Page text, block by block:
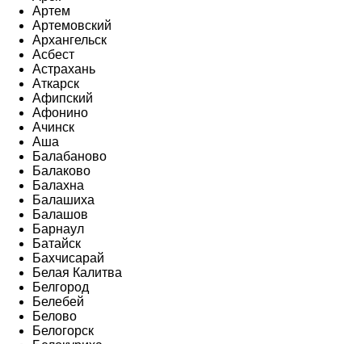
Артем
Артемовский
Архангельск
Асбест
Астрахань
Аткарск
Афипский
Афонино
Ачинск
Аша
Балабаново
Балаково
Балахна
Балашиха
Балашов
Барнаул
Батайск
Бахчисарай
Белая Калитва
Белгород
Белебей
Белово
Белогорск